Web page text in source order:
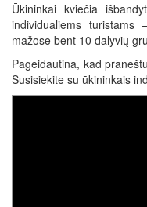
Ūkininkai kviečia
individualiems
mažose bent 10 dalyvių
Pageidautina, kad
Susisiekite su ūkininkais